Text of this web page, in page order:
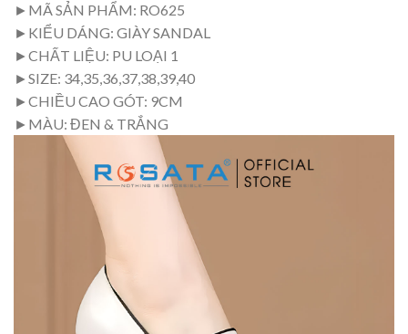
►MÃ SẢN PHẨM: RO625
►KIỂU DÁNG: GIÀY SANDAL
►CHẤT LIỆU: PU LOẠI 1
►SIZE: 34,35,36,37,38,39,40
►CHIỀU CAO GÓT: 9CM
►MÀU: ĐEN & TRẮNG